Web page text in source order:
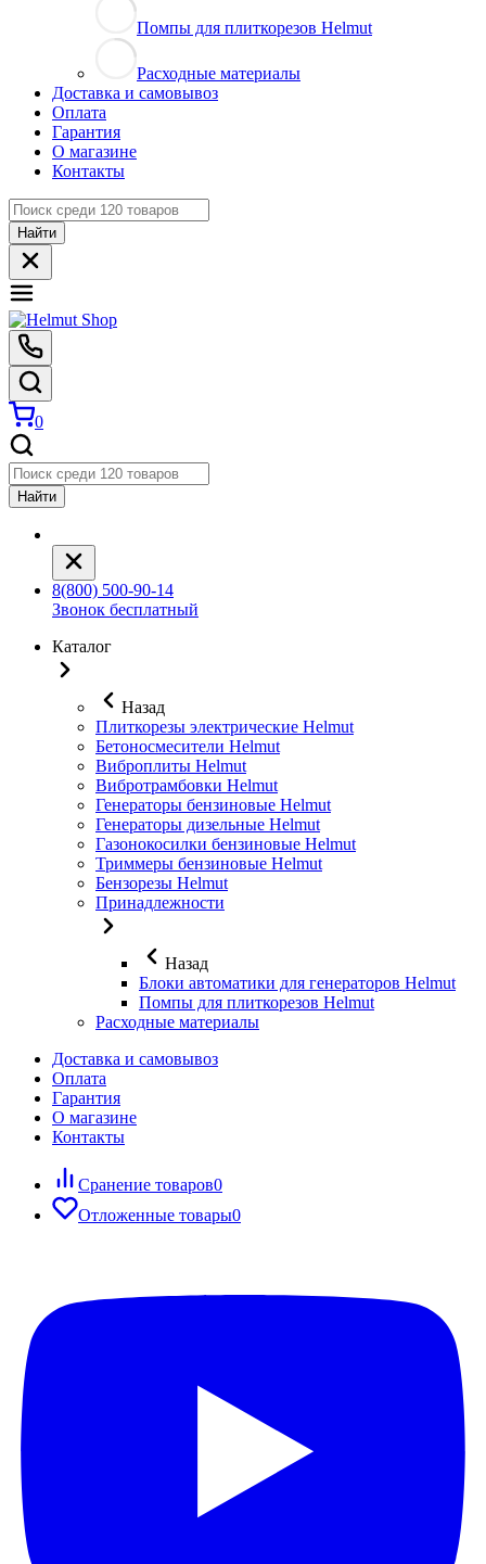
Помпы для плиткорезов Helmut
Расходные материалы
Доставка и самовывоз
Оплата
Гарантия
О магазине
Контакты
Найти
0
Найти
8(800) 500-90-14
Звонок бесплатный
Каталог
Назад
Плиткорезы электрические Helmut
Бетоносмесители Helmut
Виброплиты Helmut
Вибротрамбовки Helmut
Генераторы бензиновые Helmut
Генераторы дизельные Helmut
Газонокосилки бензиновые Helmut
Триммеры бензиновые Helmut
Бензорезы Helmut
Принадлежности
Назад
Блоки автоматики для генераторов Helmut
Помпы для плиткорезов Helmut
Расходные материалы
Доставка и самовывоз
Оплата
Гарантия
О магазине
Контакты
Сранение товаров0
Отложенные товары0